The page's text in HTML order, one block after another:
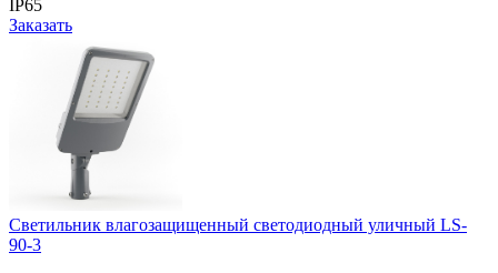
IP65
Заказать
Cветильник влагозащищенный светодиодный уличный LS-
90-3